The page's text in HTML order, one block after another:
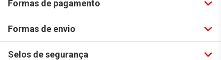
Formas de pagamento
Formas de envio
Selos de segurança